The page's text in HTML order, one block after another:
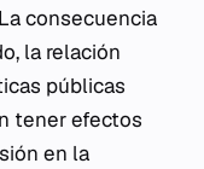
consecuencia
la relación
públicas
tener efectos
en la